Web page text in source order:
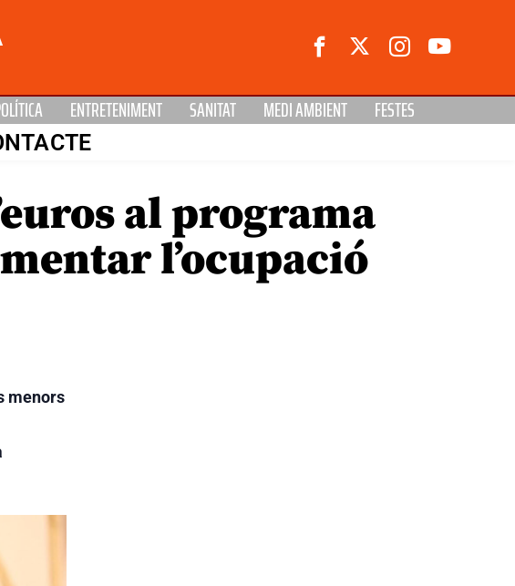
ENTRETENIMENT SANITAT MEDI AMBIENT FESTES
al programa
l’ocupació
menors